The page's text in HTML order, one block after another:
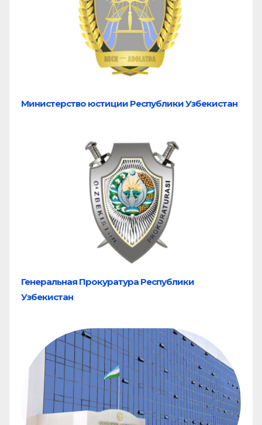
Министерство юстиции Республики Узбекистан
Генеральная Прокуратура Республики
Узбекистан